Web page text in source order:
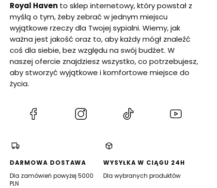
Royal Haven to sklep internetowy, który powstał z
myślą o tym, żeby zebrać w jednym miejscu
wyjątkowe rzeczy dla Twojej sypialni. Wiemy, jak
ważna jest jakość oraz to, aby każdy mógł znaleźć
coś dla siebie, bez względu na swój budżet. W
naszej ofercie znajdziesz wszystko, co potrzebujesz,
aby stworzyć wyjątkowe i komfortowe miejsce do
życia.
(Otwiera
nowej
(Otwiera
(Otwiera
DARMOWA DOSTAWA
Dla zamówień powyżej 5000
PLN
WYSYŁKA W CIĄGU 24H
Dla wybranych produktów